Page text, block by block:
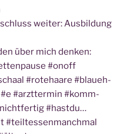
wei­ter: Aus­bil­dung
über mich den­ken:
#onoff
#rote­haa­re #blau­eh­
#arzt­ter­min #komm­
#hast­du…
#teil­tes­sen­manch­mal